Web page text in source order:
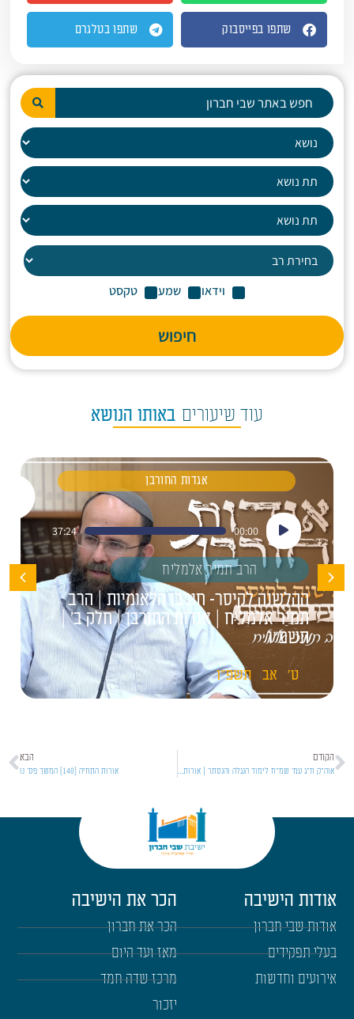
שתפו בפייסבוק שתפו בטלגרם
וידאו שמע טקסט
חיפוש
עוד שיעורים באותו הנושא
אגדות החורבן
נגן
אודיו
00:00
37:24
הרב תמיר אלמליח
ההלשנה לקיסר- חורבן הלאומיות | הרב
תמיר אלמליח | אגדות החורבן | חלק ב' |
תשפ"ו
ט' אב תשפ"ו
הקודם
אוה"ק ח"ג עמ' שמ"ח לימוד הנגלה והנסתר | אורות התחיה [138]
הבא
אורות התחיה [140] המשך פס' נו
אודות הישיבה
אודות שבי חברון
בעלי תפקידים
אירועים וחדשות
הכר את הישיבה
הכר את חברון
מאז ועד היום
מרכז שדה חמד
יזכור